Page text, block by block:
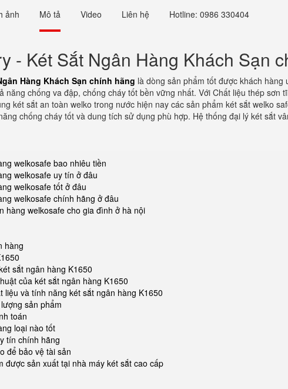
ảnh Mô tả Video Liên hệ Hotline: 0986 330404
- Két Sắt Ngân Hàng Khách Sạn
Hàng Khách Sạn chính hãng là dòng sản phẩm tốt được khách
năng chống va đập, chống cháy tốt bền vững nhất. Với Chất liệu thép
két sắt an toàn welko trong nước hiện nay các sản phẩm két sắt welko
chống cháy tốt và dung tích sử dụng phù hợp. Hệ thống đại lý két sắt
welkosafe bao nhiêu tiền
welkosafe uy tín ở đâu
welkosafe tốt ở đâu
welkosafe chính hãng ở đâu
hàng welkosafe cho gia đình ở hà nội
hàng
sắt ngân hàng K1650
của két sắt ngân hàng K1650
liệu và tính năng két sắt ngân hàng K1650
sản phẩm
toán
loại nào tốt
tín chính hãng
để bảo vệ tài sản
được sản xuất tại nhà máy két sắt cao cấp